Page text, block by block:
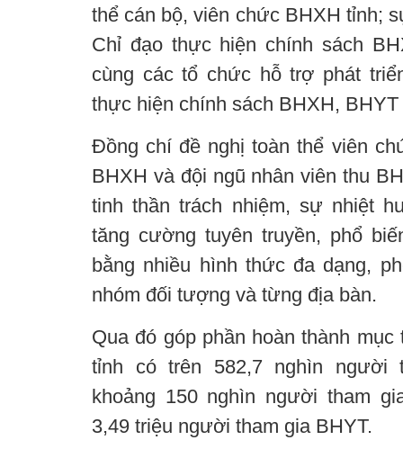
thể cán bộ, viên chức BHXH tỉnh;
Chỉ đạo thực hiện chính sách
cùng các tổ chức hỗ trợ phát
thực hiện chính sách BHXH,
Đồng chí đề nghị toàn thể viên
BHXH và đội ngũ nhân viên thu
tinh thần trách nhiệm, sự nhiệt
tăng cường tuyên truyền, phổ
bằng nhiều hình thức đa dạng,
nhóm đối tượng và từng địa bàn.
Qua đó góp phần hoàn thành
tỉnh có trên 582,7 nghìn người
khoảng 150 nghìn người tham
3,49 triệu người tham gia BHYT.